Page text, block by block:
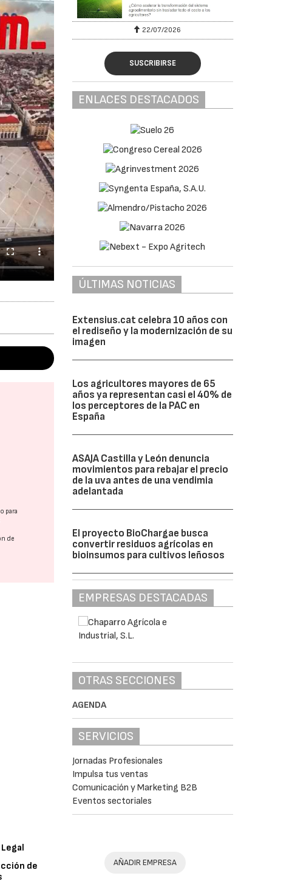
para
de
2026 22/07/2026
SUSCRIBIRSE
ENLACES DESTACADOS
ÚLTIMAS NOTICIAS
Extensius.cat celebra 10 años con
el rediseño y la modernización de su
imagen
Los agricultores mayores de 65
años ya representan casi el 40% de
los perceptores de la PAC en
España
ASAJA Castilla y León denuncia
movimientos para rebajar el precio
de la uva antes de una vendimia
adelantada
El proyecto BioChargae busca
convertir residuos agrícolas en
bioinsumos para cultivos leñosos
EMPRESAS DESTACADAS
OTRAS SECCIONES
AGENDA
SERVICIOS
Jornadas Profesionales
Impulsa tus ventas
Comunicación y Marketing B2B
Eventos sectoriales
de
AÑADIR EMPRESA